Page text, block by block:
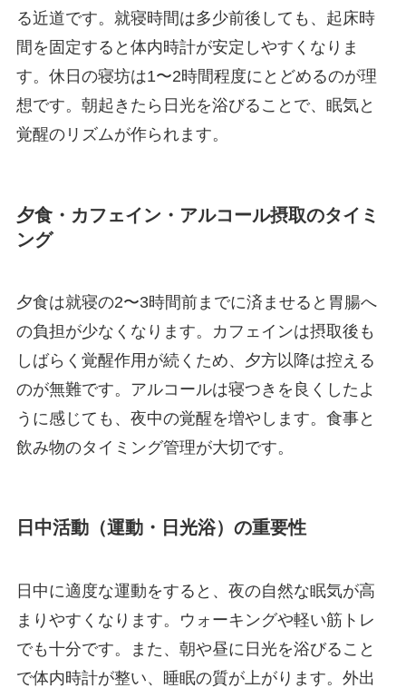
る近道です。就寝時間は多少前後しても、起床時
間を固定すると体内時計が安定しやすくなりま
す。休日の寝坊は1〜2時間程度にとどめるのが理
想です。朝起きたら日光を浴びることで、眠気と
覚醒のリズムが作られます。
夕食・カフェイン・アルコール摂取のタイミ
ング
夕食は就寝の2〜3時間前までに済ませると胃腸へ
の負担が少なくなります。カフェインは摂取後も
しばらく覚醒作用が続くため、夕方以降は控える
のが無難です。アルコールは寝つきを良くしたよ
うに感じても、夜中の覚醒を増やします。食事と
飲み物のタイミング管理が大切です。
日中活動（運動・日光浴）の重要性
日中に適度な運動をすると、夜の自然な眠気が高
まりやすくなります。ウォーキングや軽い筋トレ
でも十分です。また、朝や昼に日光を浴びること
で体内時計が整い、睡眠の質が上がります。外出